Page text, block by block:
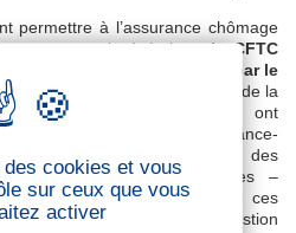
permettre à l’assurance chômage
manœuvre budgétaires,la CFTC
d’autres pistes évoquées par le
le déficit du régime : lors de la
d’employeurs ont
les critères d’accès à l’assurance-
la durée et le niveau des
au chômage des allocataires –
n’ayant cessé de reculer ces
organisation, hors de question
cookies et vous
sur ceux que vous
activer